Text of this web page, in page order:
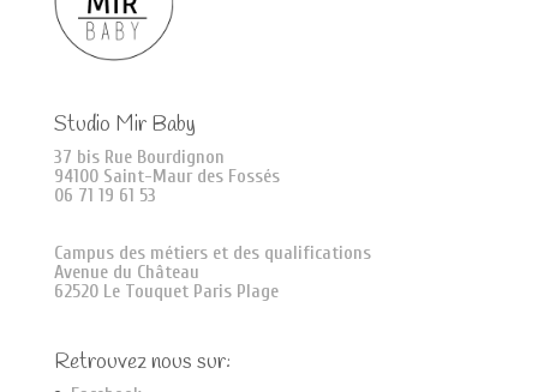
Studio Mir Baby
37 bis Rue Bourdignon
94100 Saint-Maur des Fossés
06 71 19 61 53
Campus des métiers et des qualifications
Avenue du Château
62520 Le Touquet Paris Plage
Retrouvez nous sur: